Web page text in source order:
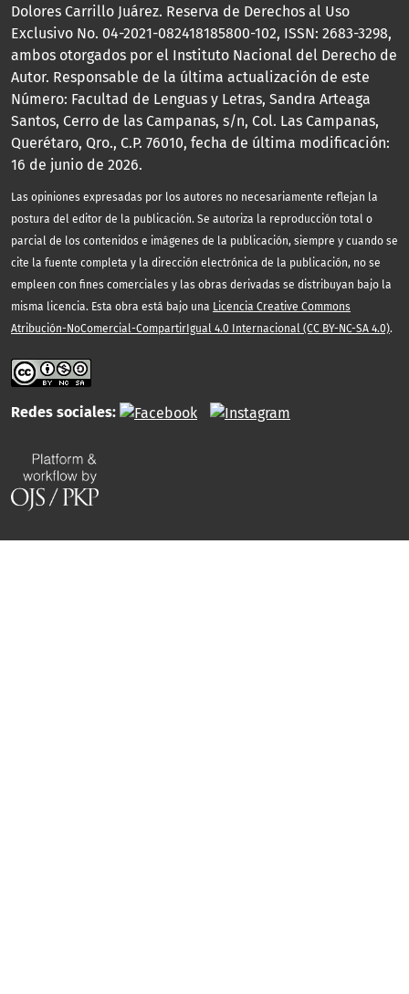
Dolores Carrillo Juárez. Reserva de Derechos al Uso
Exclusivo No. 04-2021-082418185800-102, ISSN: 2683-3298,
ambos otorgados por el Instituto Nacional del Derecho de
Autor. Responsable de la última actualización de este
Número: Facultad de Lenguas y Letras, Sandra Arteaga
Santos, Cerro de las Campanas, s/n, Col. Las Campanas,
Querétaro, Qro., C.P. 76010, fecha de última modificación:
16 de junio de 2026.
Las opiniones expresadas por los autores no necesariamente reflejan la
postura del editor de la publicación. Se autoriza la reproducción total o
parcial de los contenidos e imágenes de la publicación, siempre y cuando se
cite la fuente completa y la dirección electrónica de la publicación, no se
empleen con fines comerciales y las obras derivadas se distribuyan bajo la
misma licencia. Esta obra está bajo una Licencia Creative Commons
Atribución-NoComercial-CompartirIgual 4.0 Internacional (CC BY-NC-SA 4.0).
Redes sociales: